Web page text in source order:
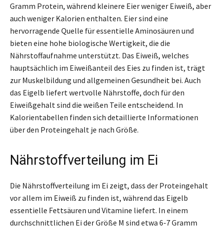
Gramm Protein, während kleinere Eier weniger Eiweiß, aber
auch weniger Kalorien enthalten. Eier sind eine
hervorragende Quelle für essentielle Aminosäuren und
bieten eine hohe biologische Wertigkeit, die die
Nährstoffaufnahme unterstützt. Das Eiweiß, welches
hauptsächlich im Eiweißanteil des Eies zu finden ist, trägt
zur Muskelbildung und allgemeinen Gesundheit bei. Auch
das Eigelb liefert wertvolle Nährstoffe, doch für den
Eiweißgehalt sind die weißen Teile entscheidend. In
Kalorientabellen finden sich detaillierte Informationen
über den Proteingehalt je nach Größe.
Nährstoffverteilung im Ei
Die Nährstoffverteilung im Ei zeigt, dass der Proteingehalt
vor allem im Eiweiß zu finden ist, während das Eigelb
essentielle Fettsäuren und Vitamine liefert. In einem
durchschnittlichen Ei der Größe M sind etwa 6-7 Gramm